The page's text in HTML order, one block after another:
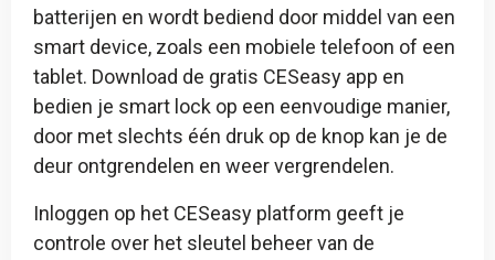
batterijen en wordt bediend door middel van een
smart device, zoals een mobiele telefoon of een
tablet. Download de gratis CESeasy app en
bedien je smart lock op een eenvoudige manier,
door met slechts één druk op de knop kan je de
deur ontgrendelen en weer vergrendelen.
Inloggen op het CESeasy platform geeft je
controle over het sleutel beheer van de